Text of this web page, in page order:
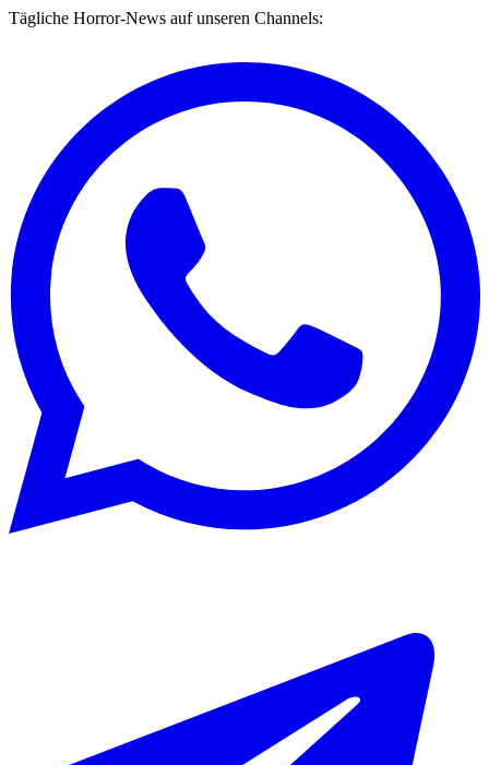
Tägliche Horror-News auf unseren Channels: